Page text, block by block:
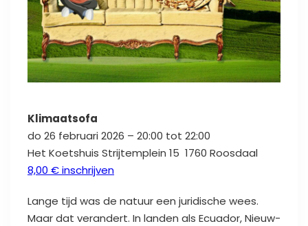
Klimaatsofa
do 26 februari 2026 – 20:00 tot 22:00
Het Koetshuis Strijtemplein 15 1760 Roosdaal
8,00 € inschrijven
Lange tijd was de natuur een juridische wees.
Maar dat verandert. In landen als Ecuador, Nieuw-